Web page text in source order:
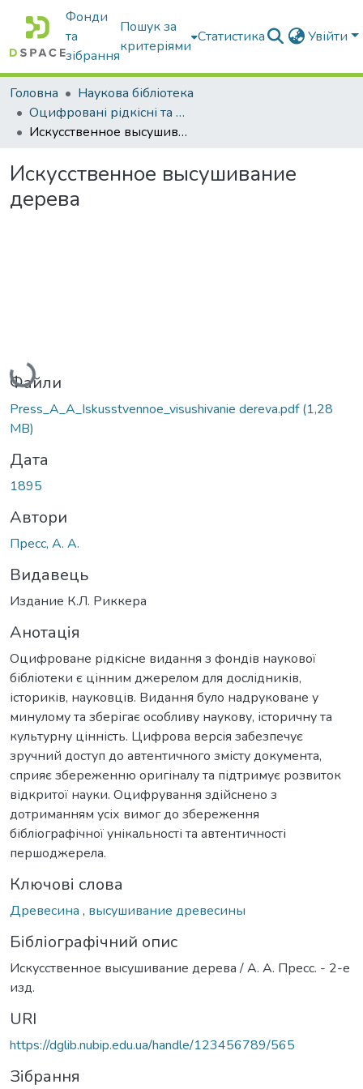
Фонди
та
зібрання
Пошук за
критеріями
Статистика Увійти
Головна
Наукова бібліотека
Оцифровані рідкісні та цінні видання з фонду наукової бібліотеки
Искусственное высушивание дерева
Искусственное высушивание
дерева
Вантажиться...
Файли
Press_A_A_Iskusstvennoe_visushivanie dereva.pdf(1,28
MB)
Дата
1895
Автори
Пресс, А. А.
Видавець
Издание К.Л. Риккера
Анотація
Оцифроване рідкісне видання з фондів наукової
бібліотеки є цінним джерелом для дослідників,
істориків, науковців. Видання було надруковане у
минулому та зберігає особливу наукову, історичну та
культурну цінність. Цифрова версія забезпечує
зручний доступ до автентичного змісту документа,
сприяє збереженню оригіналу та підтримує розвиток
відкритої науки. Оцифрування здійснено з
дотриманням усіх вимог до збереження
бібліографічної унікальності та автентичності
першоджерела.
Ключові слова
Древесина , высушивание древесины
Бібліографічний опис
Искусственное высушивание дерева / А. А. Пресс. - 2-е
изд.
URI
https://dglib.nubip.edu.ua/handle/123456789/565
Зібрання